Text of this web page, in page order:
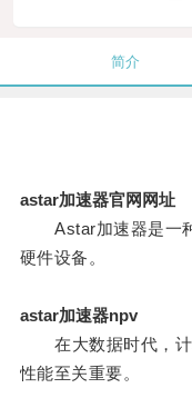
简介
astar加速器官网网址
Astar加速器是一种
硬件设备。
astar加速器npv
在大数据时代，计
性能至关重要。